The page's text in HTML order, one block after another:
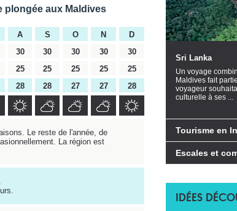
plongée aux Maldives
A S O N
D
30 30 30 30
30
25 25 25 25
25
28 28 27 27 28
Le reste de l'année, de
La région est
Sri Lanka
Un voyage
Maldives fait
voyageur
culturelle à ses ...
Tourisme en
Escales et
IDÉES